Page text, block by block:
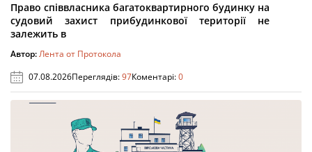
Право співвласника багатоквартирного будинку на
судовий захист прибудинкової території не
залежить в
Автор:Лента от Протокола
07.08.2026Переглядів:97Коментарі:0